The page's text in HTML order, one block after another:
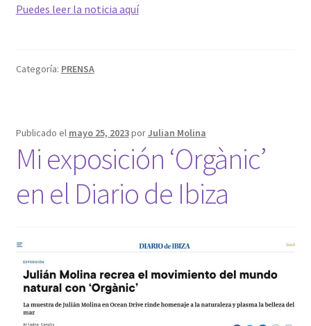
Puedes leer la noticia aquí
Categoría: PRENSA
Publicado el mayo 25, 2023porJulian Molina
Mi exposición ‘Orgànic’
en el Diario de Ibiza